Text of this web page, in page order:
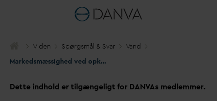
Viden Spørgsmål & Svar Vand
Markedsmæssighed ved opkrævningsgebyrer for statslig
Dette indhold er tilgængeligt for DANVAs medlemmer.